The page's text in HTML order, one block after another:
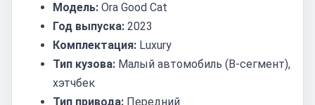
Модель: Ora Good Cat
Год выпуска: 2023
Комплектация: Luxury
Тип кузова: Малый автомобиль (B-сегмент),
хэтчбек
Тип привода: Передний